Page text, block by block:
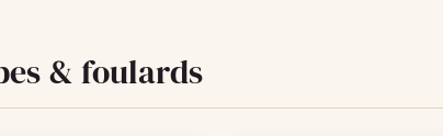
& foulards